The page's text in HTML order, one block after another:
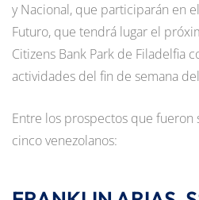
y Nacional, que participarán en
Futuro, que tendrá lugar el
Citizens Bank Park de Filadelfia
actividades del fin de semana
Entre los prospectos que fueron
cinco venezolanos: